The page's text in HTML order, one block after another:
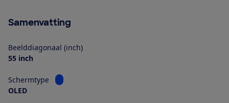
Samenvatting
Beelddiagonaal (inch)
55 inch
Schermtype
Bekijk informatie voor Schermtype
OLED